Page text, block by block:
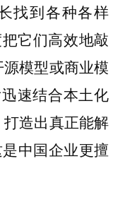
找到各种各样
它们高效地敲
模型或商业模
速结合本土化
造出真正能解
中国企业更擅